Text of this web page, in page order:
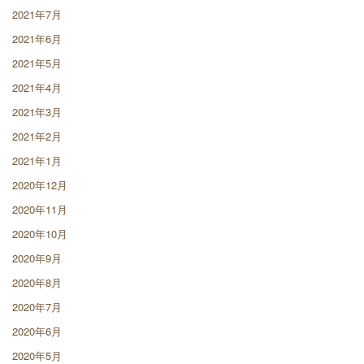
2021年7月
2021年6月
2021年5月
2021年4月
2021年3月
2021年2月
2021年1月
2020年12月
2020年11月
2020年10月
2020年9月
2020年8月
2020年7月
2020年6月
2020年5月